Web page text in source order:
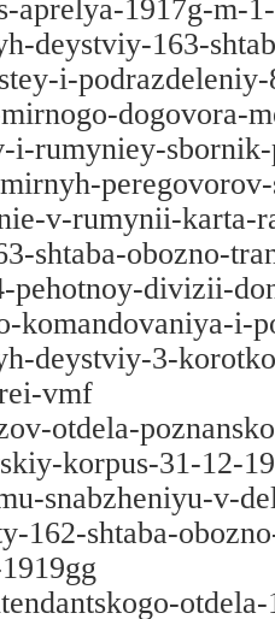
aprelya-1917g-m-
deystviy-163-
i-
dogovora-
i-rumyniey-
v-rumynii-karta-
shtaba-obozno-
pehotnoy-divizii-
komandovaniya-i-
deystviy-3-
vmf
otdela-
korpus-31-12-
snabzheniyu-v-
162-shtaba-